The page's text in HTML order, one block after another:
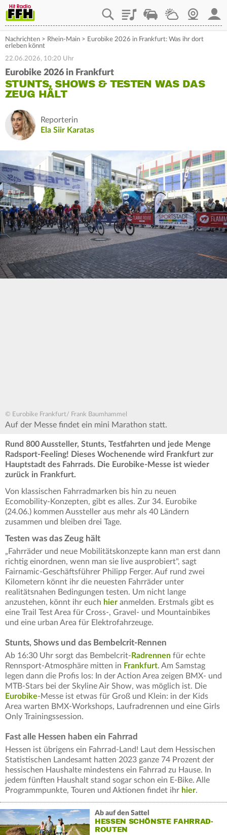
PlaylistStaupilotWetterWebcam
Nachrichten > Rhein-Main > Eurobike 2026 in Frankfurt: Was ihr dort
erleben könnt
22.06.2026, 10:20 Uhr
Eurobike 2026 in Frankfurt
STUNTS, SHOWS & TESTEN WAS DAS
ZEUG HÄLT
Reporterin
Ela Siir Karatas
© Eurobike Frankfurt/ Frank Baumhammel
Auf der Messe findet ein mini Marathon statt.
Rund 800 Aussteller, Stunts, Testfahrten und jede Menge
Radsport-Feeling! Dieses Wochenende wird Frankfurt zur
Hauptstadt des Fahrrads. Die Eurobike-Messe ist wieder
zurück in Frankfurt.
Von klassischen Fahrradmarken bis hin zu neuen
Ecomobility-Konzepten, gibt es alles. Zur 34. Eurobike
(24.06.) kommen Aussteller aus mehr als 40 Ländern
zusammen und bleiben drei Tage.
Testen was das Zeug hält
„Fahrräder und neue Mobilitätskonzepte kann man erst dann
richtig einordnen, wenn man sie live ausprobiert", sagt
Fairnamic-Geschäftsführer Philipp Ferger. Auf rund zwei
Kilometern könnt ihr die neuesten Fahrräder unter
realitätsnahen Bedingungen testen. Um nicht lange
anzustehen, könnt ihr euch hier anmelden. Erstmals gibt es
eine Trail Test Area für Cross-, Gravel- und Mountainbikes
und eine urban Area für Elektrofahrzeuge.
Stunts, Shows und das Bembelcrit-Rennen
Ab 16:30 Uhr sorgt das Bembelcrit- Radrennen für echte
Rennsport-Atmosphäre mitten in Frankfurt. Am Samstag
legen dann die Profis los: In der Action Area zeigen BMX- und
MTB-Stars bei der Skyline Air Show, was möglich ist. Die
Eurobike-Messe ist etwas für Groß und Klein: in der Kids
Area warten BMX-Workshops, Laufradrennen und eine Girls
Only Trainingssession.
Fast alle Hessen haben ein Fahrrad
Hessen ist übrigens ein Fahrrad-Land! Laut dem Hessischen
Statistischen Landesamt hatten 2023 ganze 74 Prozent der
hessischen Haushalte mindestens ein Fahrrad zu Hause. In
jedem fünften Haushalt stand sogar schon ein E-Bike. Alle
Programmpunkte, Touren und Aktionen findet ihr hier.
Ab auf den Sattel
HESSEN SCHÖNSTE FAHRRAD-
ROUTEN